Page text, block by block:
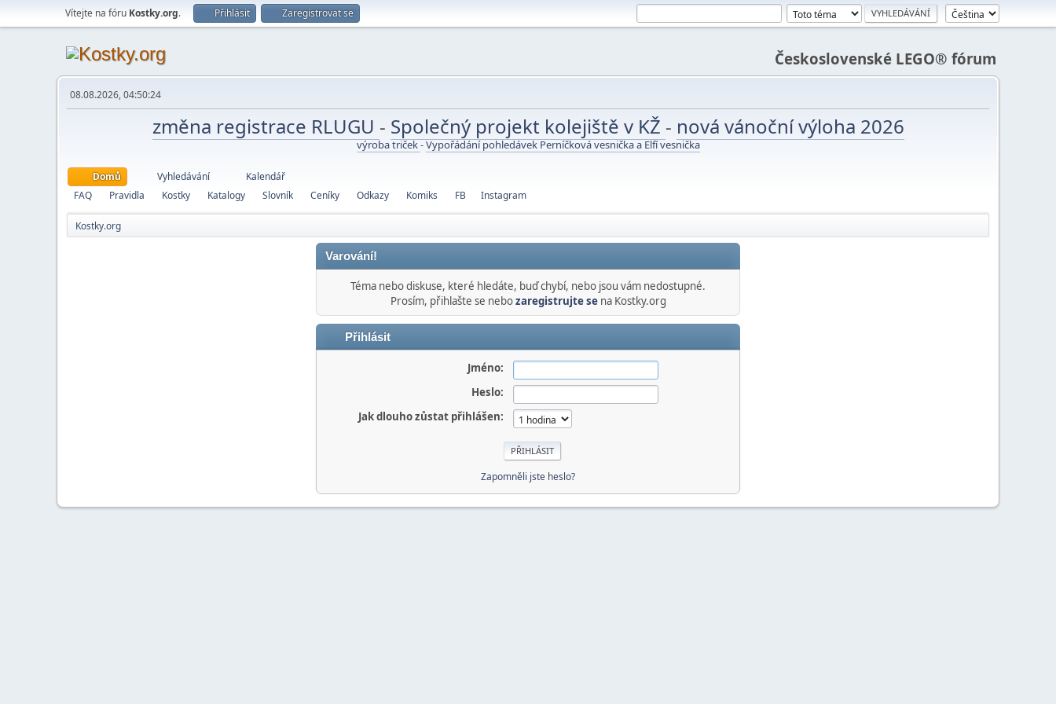
Vítejte na fóru Kostky.org. Přihlásit Zaregistrovat se
Československé LEGO® fórum
08.08.2026, 04:50:24
změna registrace RLUGU - Společný projekt kolejiště v KŽ - nová vánoční výloha 2026
výroba triček-Vypořádání pohledávek Perníčková vesnička a Elfí vesnička
Domů Vyhledávání
Kalendář
FAQ
Pravidla Kostky Katalogy Slovník Ceníky Odkazy Komiks FB Instagram
Kostky.org
Varování!
Téma nebo diskuse, které hledáte, buď chybí, nebo jsou vám nedostupné.
Prosím, přihlašte se nebozaregistrujte sena Kostky.org
Přihlásit
Jméno:
Heslo:
Jak dlouho zůstat přihlášen:
Zapomněli jste heslo?